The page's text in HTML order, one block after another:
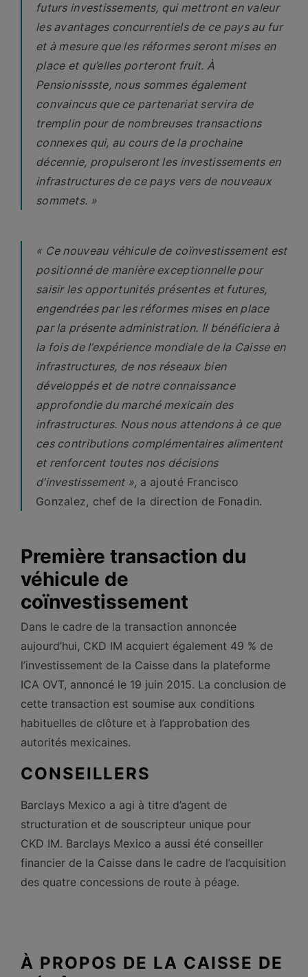
futurs investissements, qui mettront en valeur
les avantages concurrentiels de ce pays au fur
et à mesure que les réformes seront mises en
place et qu’elles porteront fruit. À
Pensionissste, nous sommes également
convaincus que ce partenariat servira de
tremplin pour de nombreuses transactions
connexes qui, au cours de la prochaine
décennie, propulseront les investissements en
infrastructures de ce pays vers de nouveaux
sommets. »
« Ce nouveau véhicule de coïnvestissement est
positionné de manière exceptionnelle pour
saisir les opportunités présentes et futures,
engendrées par les réformes mises en place
par la présente administration. Il bénéficiera à
la fois de l’expérience mondiale de la Caisse en
infrastructures, de nos réseaux bien
développés et de notre connaissance
approfondie du marché mexicain des
infrastructures. Nous nous attendons à ce que
ces contributions complémentaires alimentent
et renforcent toutes nos décisions
d’investissement », a ajouté Francisco
Gonzalez, chef de la direction de Fonadin.
Première transaction du
véhicule de
coïnvestissement
Dans le cadre de la transaction annoncée
aujourd’hui, CKD IM acquiert également 49 % de
l’investissement de la Caisse dans la plateforme
ICA OVT, annoncé le 19 juin 2015. La conclusion de
cette transaction est soumise aux conditions
habituelles de clôture et à l’approbation des
autorités mexicaines.
CONSEILLERS
Barclays Mexico a agi à titre d’agent de
structuration et de souscripteur unique pour
CKD IM. Barclays Mexico a aussi été conseiller
financier de la Caisse dans le cadre de l’acquisition
des quatre concessions de route à péage.
À PROPOS DE LA CAISSE DE